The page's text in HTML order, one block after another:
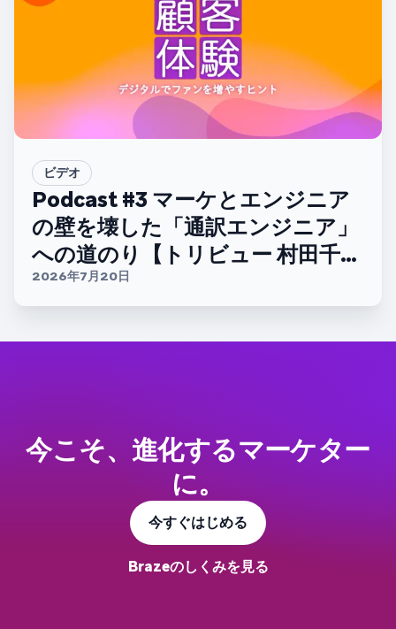
ビデオ
Podcast #3 マーケとエンジニア
の壁を壊した「通訳エンジニア」
への道のり【トリビュー 村田千紘
さん】
2026年7月20日
今こそ、進化するマーケター
に。
今すぐはじめる
Brazeのしくみを見る